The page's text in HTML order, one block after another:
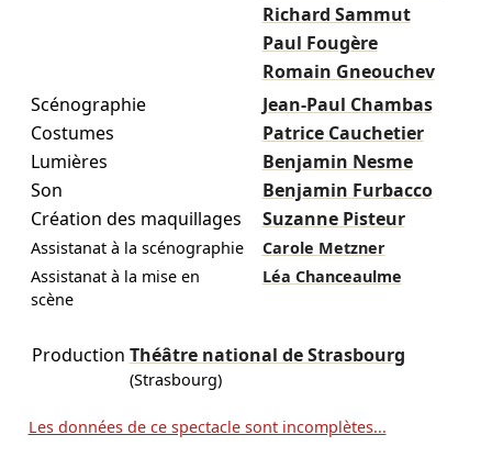
Richard Sammut
Paul Fougère
Romain Gneouchev
Scénographie
Jean-Paul Chambas
Costumes
Patrice Cauchetier
Lumières
Benjamin Nesme
Son
Benjamin Furbacco
Création des maquillages
Suzanne Pisteur
Assistanat à la scénographie
Carole Metzner
Assistanat à la mise en
scène
Léa Chanceaulme
Production Théâtre national de Strasbourg
(Strasbourg)
Les données de ce spectacle sont incomplètes...